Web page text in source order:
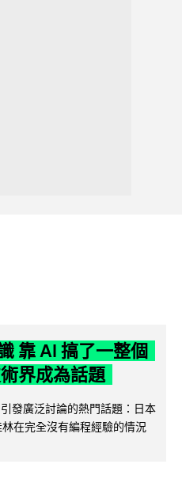
靠 AI 搞了一整個
界成為話題
發廣泛討論的熱門話題：日本
在完全沒有編程經驗的情況